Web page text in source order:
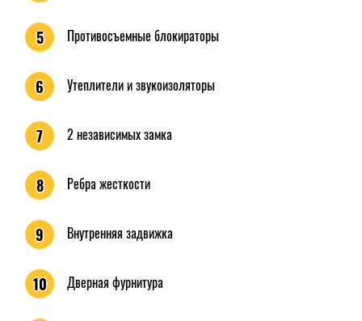
5 Противосъемные блокираторы
6 Утеплители и звукоизоляторы
7 2 независимых замка
8 Ребра жесткости
9 Внутренняя задвижка
10 Дверная фурнитура